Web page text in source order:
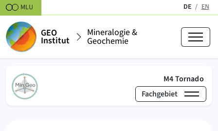
Zum Inhalt springen DE
(aktiv)
EN
MLU
GEO
Institut
Mineralogie &
Geochemie
M4 Tornado
Fachgebiet